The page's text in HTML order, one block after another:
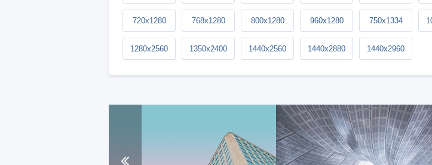
720x1280 768x1280 800x1280 960x1280 750x1334
1280x2560 1350x2400 1440x2560 1440x2880 1440x2960